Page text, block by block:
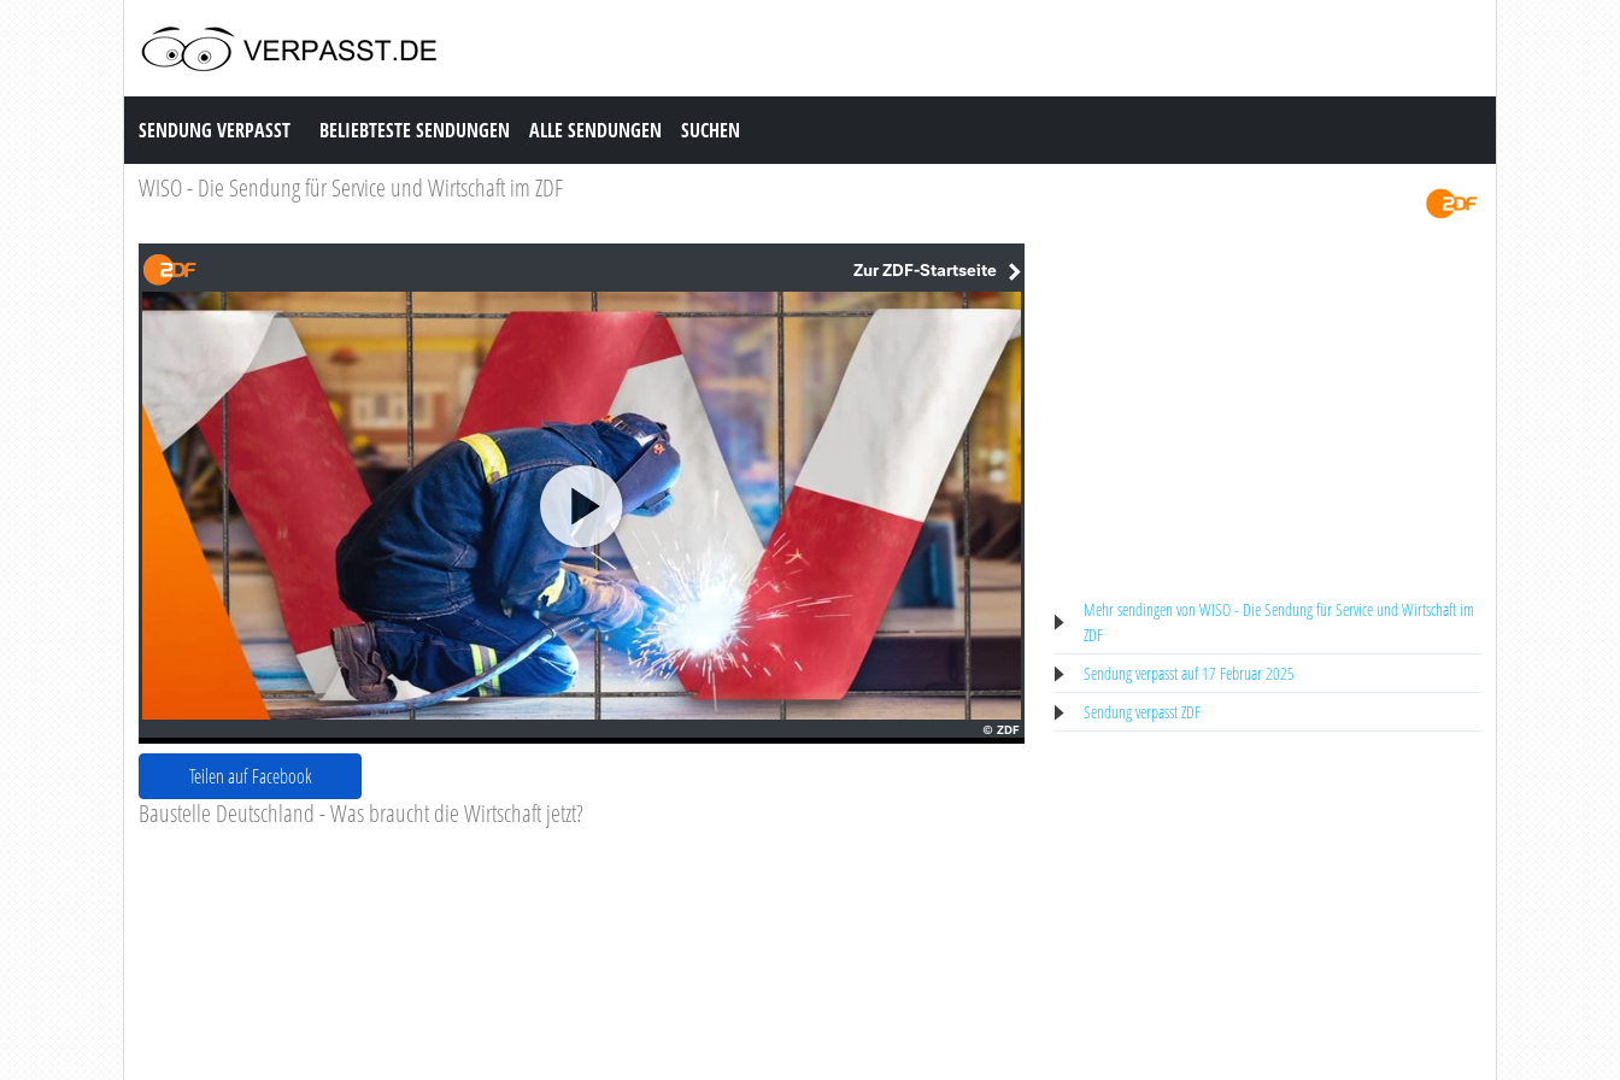
Sendung Verpasst
SENDUNG VERPASST BELIEBTESTE SENDUNGEN ALLE SENDUNGEN SUCHEN
WISO - Die Sendung für Service und Wirtschaft im ZDF
Teilen auf Facebook
Baustelle Deutschland - Was braucht die Wirtschaft jetzt?
Mehr sendingen von WISO - Die Sendung für Service und Wirtschaft im
ZDF
Sendung verpasst auf 17 Februar 2025
Sendung verpasst ZDF